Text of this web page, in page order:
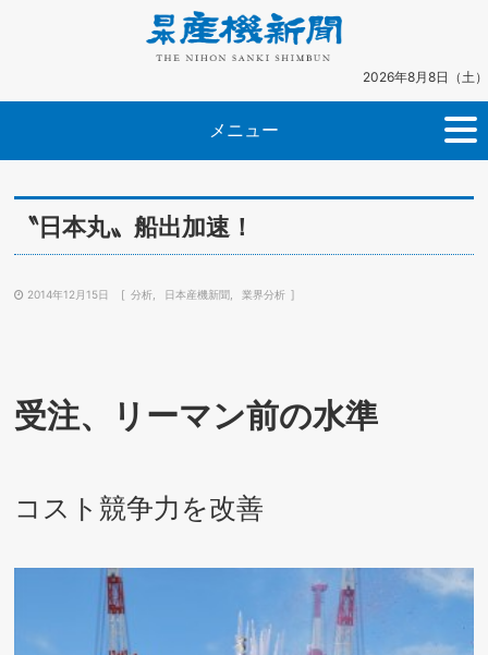
2026年8月8日（土）
メニュー
〝日本丸〟船出加速！
2014年12月15日 分析 日本産機新聞 業界分析
受注、リーマン前の水準
コスト競争力を改善